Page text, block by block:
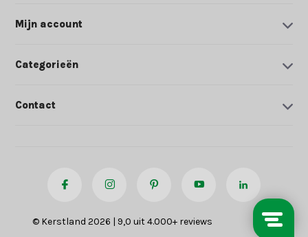
Mijn account
Categorieën
Contact
© Kerstland 2026 | 9,0 uit 4.000+ reviews